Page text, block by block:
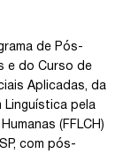
de Pós-
e do Curso de
Aplicadas, da
Linguística pela
(FFLCH)
com pós-